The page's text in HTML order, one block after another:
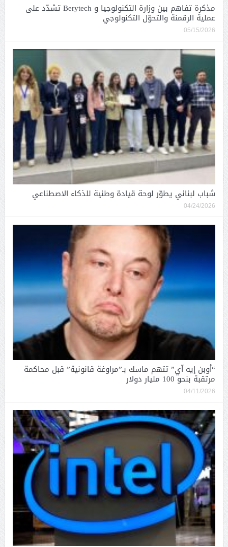
مذكرة تفاهم بين وزارة التكنولوجيا و Berytech تشدّد على
عملية الرقمنة والتحوّل التكنولوجي
05/15/2026
شباب لبناني يطوّر لوحة قيادة وطنية للذكاء الاصطناعي
04/24/2026
“أوبن إيه آي” تتهم ماسك بـ”مراوغة قانونية” قبل محاكمة
مرتقبة بنحو 100 مليار دولار
04/11/2026